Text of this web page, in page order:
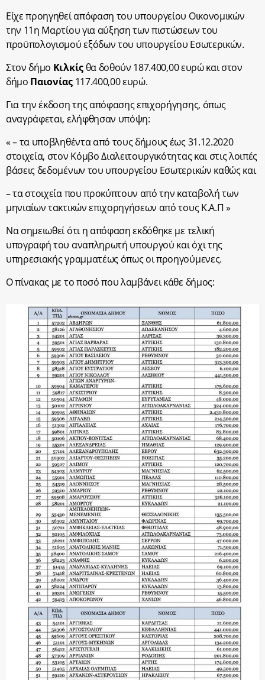
Είχε προηγηθεί απόφαση του υπουργείου Οικονομικών
την 11η Μαρτίου για αύξηση των πιστώσεων του
προϋπολογισμού εξόδων του υπουργείου Εσωτερικών.
Στον δήμο Κιλκίςθα δοθούν 187.400,00 ευρώ και στον
δήμο Παιονίας117.400,00 ευρώ.
Για την έκδοση της απόφασης επιχορήγησης, όπως
αναγράφεται, ελήφθησαν υπόψη:
« – τα υποβληθέντα από τους δήμους έως 31.12.2020
στοιχεία, στον Κόμβο Διαλειτουργικότητας και στις λοιπές
βάσεις δεδομένων του υπουργείου Εσωτερικών καθώς και
– τα στοιχεία που προκύπτουν από την καταβολή των
μηνιαίων τακτικών επιχορηγήσεων από τους Κ.Α.Π »
Να σημειωθεί ότι η απόφαση εκδόθηκε με τελική
υπογραφή του αναπληρωτή υπουργού και όχι της
υπηρεσιακής γραμματέως όπως οι προηγούμενες.
Ο πίνακας με το ποσό που λαμβάνει κάθε δήμος: